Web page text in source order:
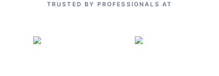
TRUSTED BY PROFESSIONALS AT